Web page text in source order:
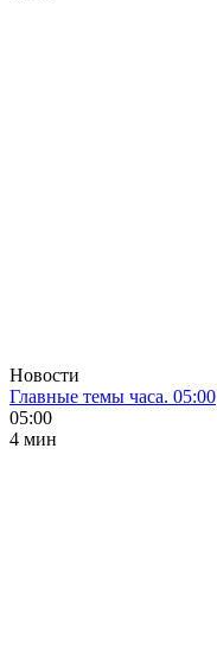
Новости
Главные темы часа. 05:00
05:00
4 мин